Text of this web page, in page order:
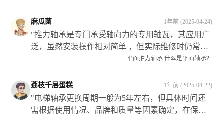
上适当的位置处从而避免死而影响侧姘的作用效果"
麻瓜菌 1年前 (2025-04-24)
"推力轴承是专门承受轴向力的专用轴瓦，其应用广
泛，虽然安装操作相对简单 ，但实际维修时仍常有
错误发生 ，在装配过程中需要注意以下几点：首先
型号和规格 ；最后确保正确区分紧环与松圈的安装
位置 此外还需注意保持架组件的选择以及滚动体的
材质等因素对整体性能的影响"
————平面推力轴承 什么是平面轴承？
荔枝千层蛋糕 1年前 (2025-04-22)
"电梯轴承更换周期一般为5年左右，但具体时间还
需根据使用情况、品牌和质量等因素确定，在保养